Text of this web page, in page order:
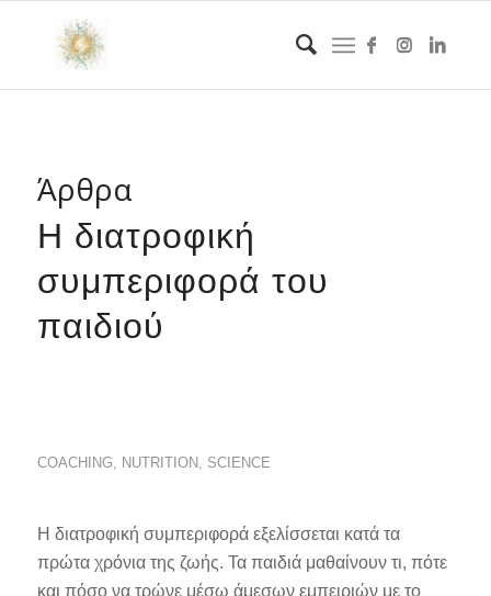
Άρθρα
Η διατροφική
συμπεριφορά του
παιδιού
COACHING, NUTRITION, SCIENCE
Η διατροφική συμπεριφορά εξελίσσεται κατά τα
πρώτα χρόνια της ζωής. Τα παιδιά μαθαίνουν τι, πότε
και πόσο να τρώνε μέσω άμεσων εμπειριών με το